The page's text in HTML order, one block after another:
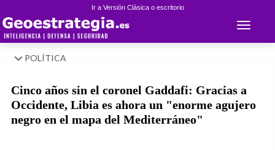
Ir a Versión Clásica o escritorio
Toggle
POLÍTICA
Cinco años sin el coronel Gaddafi: Gracias a
Occidente, Libia es ahora un "enorme agujero
negro en el mapa del Mediterráneo"